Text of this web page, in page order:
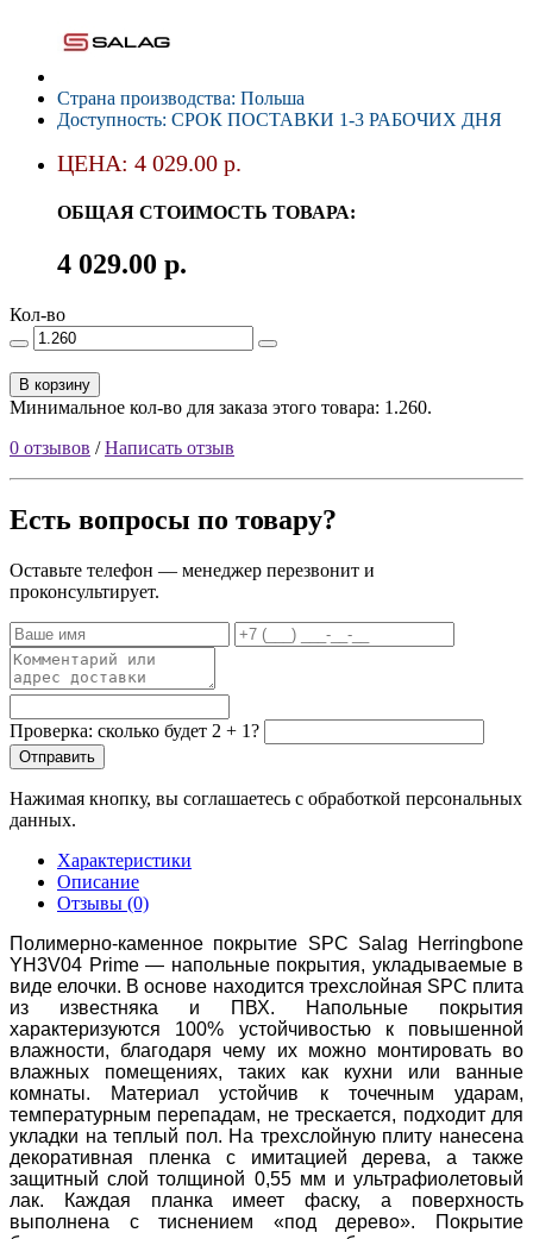
Страна производства: Польша
Доступность: СРОК ПОСТАВКИ 1-3 РАБОЧИХ ДНЯ
ЦЕНА: 4 029.00 р.
ОБЩАЯ СТОИМОСТЬ ТОВАРА:
4 029.00 р.
Кол-во
В корзину
Минимальное кол-во для заказа этого товара: 1.260.
0 отзывов /Написать отзыв
Есть вопросы по товару?
Оставьте телефон — менеджер перезвонит и
проконсультирует.
Проверка: сколько будет 2 + 1?
Отправить
Нажимая кнопку, вы соглашаетесь с обработкой персональных
данных.
Характеристики
Описание
Отзывы (0)
Полимерно-каменное покрытие SPC Salag Herringbone
YH3V04 Prime — напольные покрытия, укладываемые в
виде елочки. В основе находится трехслойная SPC плита
из известняка и ПВХ. Напольные покрытия
характеризуются 100% устойчивостью к повышенной
влажности, благодаря чему их можно монтировать во
влажных помещениях, таких как кухни или ванные
комнаты. Материал устойчив к точечным ударам,
температурным перепадам, не трескается, подходит для
укладки на теплый пол. На трехслойную плиту нанесена
декоративная пленка с имитацией дерева, а также
защитный слой толщиной 0,55 мм и ультрафиолетовый
лак. Каждая планка имеет фаску, а поверхность
выполнена с тиснением «под дерево». Покрытие